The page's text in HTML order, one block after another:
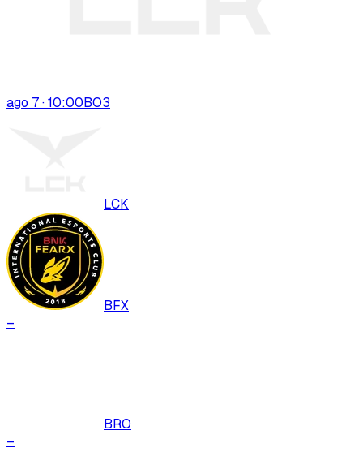
ago 7 · 10:00BO3
LCK
BFX
–
BRO
–